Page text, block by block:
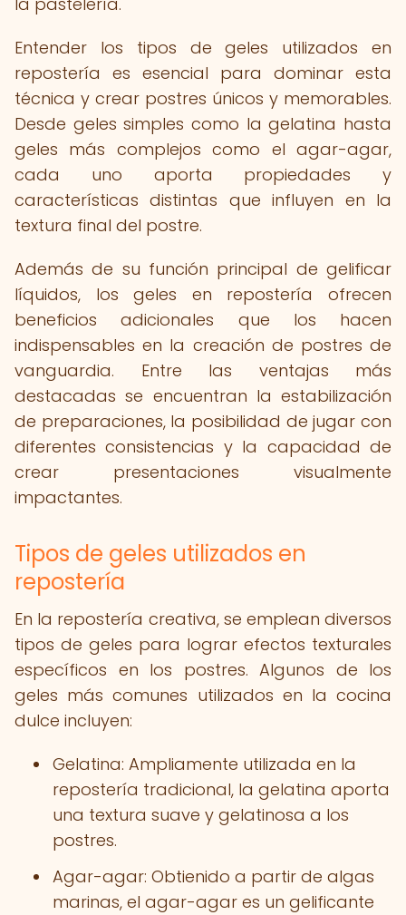
Entender los tipos de geles utilizados en
repostería es esencial para dominar esta
técnica y crear postres únicos y memorables.
Desde geles simples como la gelatina hasta
geles más complejos como el agar-agar,
cada uno aporta propiedades y
características distintas que influyen en la
textura final del postre.
Además de su función principal de gelificar
líquidos, los geles en repostería ofrecen
beneficios adicionales que los hacen
indispensables en la creación de postres de
vanguardia. Entre las ventajas más
destacadas se encuentran la estabilización
de preparaciones, la posibilidad de jugar con
diferentes consistencias y la capacidad de
crear presentaciones visualmente
impactantes.
Tipos de geles utilizados en
repostería
En la repostería creativa, se emplean diversos
tipos de geles para lograr efectos texturales
específicos en los postres. Algunos de los
geles más comunes utilizados en la cocina
dulce incluyen:
Gelatina: Ampliamente utilizada en la
repostería tradicional, la gelatina aporta
una textura suave y gelatinosa a los
postres.
Agar-agar: Obtienido a partir de algas
marinas, el agar-agar es un gelificante